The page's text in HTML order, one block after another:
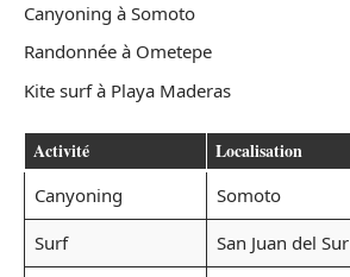
Canyoning à Somoto
Randonnée à Ometepe
Kite surf à Playa Maderas
Activité Localisation
Canyoning Somoto
Surf
San Juan del Sur